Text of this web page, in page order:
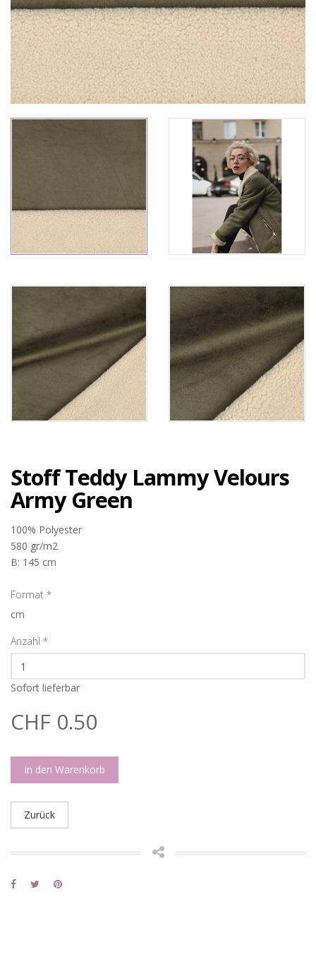
Stoff Teddy Lammy Velours
Army Green
100% Polyester
580 gr/m2
B: 145 cm
Format *
cm
Anzahl *
Sofort lieferbar
CHF 0.50
In den Warenkorb
Zurück